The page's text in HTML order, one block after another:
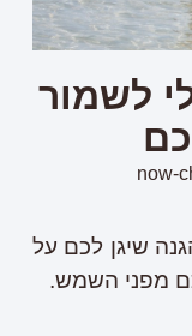
לשמור
שיגן לכם על
מפני השמש.